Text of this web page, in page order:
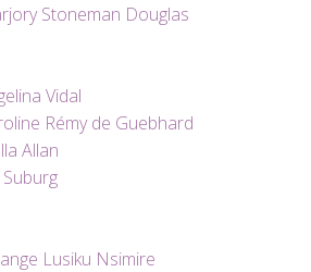
Stoneman Douglas
Vidal
Rémy de Guebhard
Allan
Lusiku Nsimire